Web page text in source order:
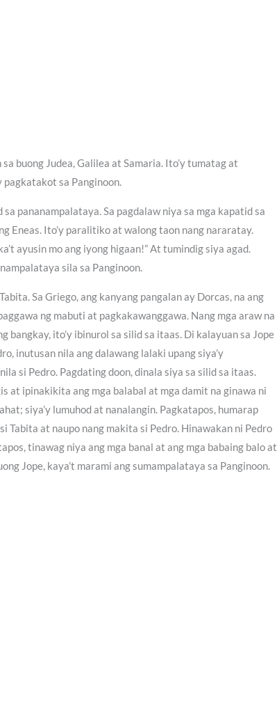
buong Judea, Galilea at Samaria. Ito’y tumatag at
pagkatakot sa Panginoon.
pananampalataya. Sa pagdalaw niya sa mga kapatid sa
Eneas. Ito’y paralitiko at walong taon nang nararatay.
ayusin mo ang iyong higaan!” At tumindig siya agad.
sila sa Panginoon.
Sa Griego, ang kanyang pangalan ay Dorcas, na ang
ng mabuti at pagkakawanggawa. Nang mga araw na
bangkay, ito’y ibinurol sa silid sa itaas. Di kalayuan sa Jope
inutusan nila ang dalawang lalaki upang siya’y
si Pedro. Pagdating doon, dinala siya sa silid sa itaas.
at ipinakikita ang mga balabal at mga damit na ginawa ni
siya’y lumuhod at nanalangin. Pagkatapos, humarap
Tabita at naupo nang makita si Pedro. Hinawakan ni Pedro
tinawag niya ang mga banal at ang mga babaing balo at
Jope, kaya’t marami ang sumampalataya sa Panginoon.